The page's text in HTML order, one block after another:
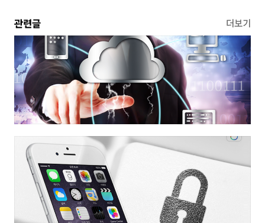
관련글 더보기